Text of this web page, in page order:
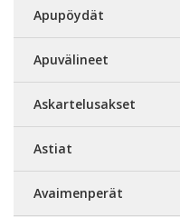
Apupöydät
Apuvälineet
Askartelusakset
Astiat
Avaimenperät